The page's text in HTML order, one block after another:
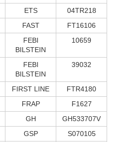
ETS
04TR218
FAST
FT16106
FEBI
BILSTEIN
10659
FEBI
BILSTEIN
39032
FIRST LINE
FTR4180
FRAP
F1627
GH
GH533707V
GSP
S070105